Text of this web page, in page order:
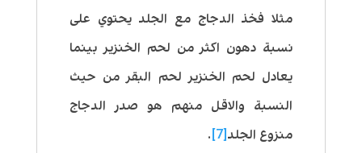
مثلا فخذ الدجاج مع الجلد يحتوي على
نسبة دهون اكثر من لحم الخنزيربينما
يعادل لحم الخنزير لحم البقرمن حيث
النسبة والاقل منهم هو صدر الدجاج
منزوع الجلد[7]
.